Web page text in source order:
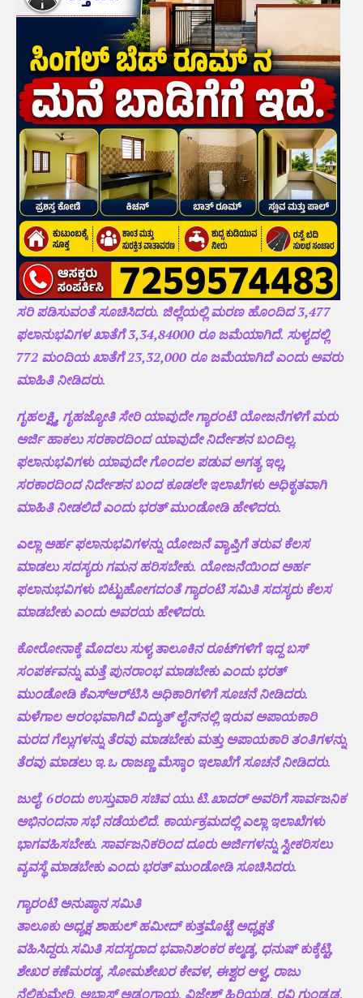
ಸರಿ ಪಡಿಸುವಂತೆ ಸೂಚಿಸಿದರು. ಜಿಲ್ಲೆಯಲ್ಲಿ ಮರಣ ಹೊಂದಿದ 3,477
ಫಲಾನುಭವಿಗಳ ಖಾತೆಗೆ 3,34,84000 ರೂ ಜಮೆಯಾಗಿದೆ. ಸುಳ್ಯದಲ್ಲಿ
772 ಮಂದಿಯ ಖಾತೆಗೆ 23,32,000 ರೂ ಜಮೆಯಾಗಿದೆ ಎಂದು ಅವರು
ಮಾಹಿತಿ ನೀಡಿದರು.
ಗೃಹಲಕ್ಷ್ಮಿ, ಗೃಹಜ್ಯೋತಿ ಸೇರಿ ಯಾವುದೇ ಗ್ಯಾರಂಟಿ ಯೋಜನೆಗಳಿಗೆ ಮರು
ಅರ್ಜಿ ಹಾಕಲು ಸರಕಾರದಿಂದ ಯಾವುದೇ ನಿರ್ದೇಶನ ಬಂದಿಲ್ಲ.
ಫಲಾನುಭವಿಗಳು ಯಾವುದೇ ಗೊಂದಲ ಪಡುವ ಅಗತ್ಯ ಇಲ್ಲ,
ಸರಕಾರದಿಂದ ನಿರ್ದೇಶನ ಬಂದ ಕೂಡಲೇ ಇಲಾಖೆಗಳು ಅಧಿಕೃತವಾಗಿ
ಮಾಹಿತಿ ನೀಡಲಿದೆ ಎಂದು ಭರತ್ ಮುಂಡೋಡಿ‌ ಹೇಳಿದರು.
ಎಲ್ಲಾ ಅರ್ಹ ಫಲಾನುಭವಿಗಳನ್ನು ಯೋಜನೆ ವ್ಯಾಪ್ತಿಗೆ ತರುವ ಕೆಲಸ
ಮಾಡಲು ಸದಸ್ಯರು ಗಮನ ಹರಿಸಬೇಕು. ಯೋಜನೆಯಿಂದ ಅರ್ಹ
ಫಲಾನುಭವಿಗಳು ಬಿಟ್ಟುಹೋಗದಂತೆ ಗ್ಯಾರಂಟಿ ಸಮಿತಿ ಸದಸ್ಯರು ಕೆಲಸ
ಮಾಡಬೇಕು ಎಂದು ಅವರಯ ಹೇಳಿದರು.
ಕೋರೋನಾಕ್ಕೆ ಮೊದಲು ಸುಳ್ಯ ತಾಲೂಕಿನ ರೂಟ್‌ಗಳಿಗೆ ಇದ್ದ ಬಸ್
ಸಂಪರ್ಕವನ್ನು ಮತ್ತೆ ಪುನರಾಂಭ ಮಾಡಬೇಕು ಎಂದು ಭರತ್
ಮುಂಡೋಡಿ ಕೆಎಸ್‌ಆರ್‌ಟಿಸಿ ಅಧಿಕಾರಿಗಳಿಗೆ ಸೂಚನೆ ನೀಡಿದರು.
ಮಳೆಗಾಲ ಆರಂಭವಾಗಿದೆ ವಿದ್ಯುತ್ ಲೈನ್‌ನಲ್ಲಿ ಇರುವ ಅಪಾಯಕಾರಿ
ಮರದ ಗೆಲ್ಲುಗಳನ್ನು ತೆರವು ಮಾಡಬೇಕು ಮತ್ತು ಅಪಾಯಕಾರಿ ತಂತಿಗಳನ್ನು
ತೆರವು ಮಾಡಲು ಇ.ಒ ರಾಜಣ್ಣ ಮೆಸ್ಕಾಂ ಇಲಾಖೆಗೆ ಸೂಚನೆ ನೀಡಿದರು.
ಜುಲೈ. 6ರಂದು ಉಸ್ತುವಾರಿ ಸಚಿವ ಯು.ಟಿ.ಖಾದರ್ ಅವರಿಗೆ ಸಾರ್ವಜನಿಕ
ಅಭಿನಂದನಾ ಸಭೆ ನಡೆಯಲಿದೆ. ಕಾರ್ಯಕ್ರಮದಲ್ಲಿ ಎಲ್ಲಾ ಇಲಾಖೆಗಳು
ಭಾಗವಹಿಸಬೇಕು. ಸಾರ್ವಜನಿಕರಿಂದ ದೂರು ಅರ್ಜಿಗಳನ್ನು ಸ್ವೀಕರಿಸಲು
ವ್ಯವಸ್ಥೆ ಮಾಡಬೇಕು ಎಂದು ಭರತ್ ಮುಂಡೋಡಿ ಸೂಚಿಸಿದರು.
ಗ್ಯಾರಂಟಿ ಅನುಷ್ಠಾನ ಸಮಿತಿ
ತಾಲೂಕು ಅಧ್ಯಕ್ಷ ಶಾಹುಲ್ ಹಮೀದ್ ಕುತ್ತಮೊಟ್ಟೆ ಅಧ್ಯಕ್ಷತೆ
ವಹಿಸಿದ್ದರು.ಸಮಿತಿ ಸದಸ್ಯರಾದ ಭವಾನಿಶಂಕರ ಕಲ್ಮಡ್ಕ, ಧನುಷ್ ಕುಕ್ಕೆಟ್ಟಿ,
ಶೇಖರ ಕಣೆಮರಡ್ಕ, ಸೋಮಶೇಖರ ಕೇವಳ, ಈಶ್ವರ ಆಳ್ವ, ರಾಜು
ನೆಲ್ಲಿಕುಮೇರಿ, ಅಬ್ಬಾಸ್ ಅಡ್ಪಂಗಾಯ, ವಿಜೇಶ್ ಹಿರಿಯಡ್ಕ, ರವಿ ಗುಂಡ್ಯಡ್ಕ,